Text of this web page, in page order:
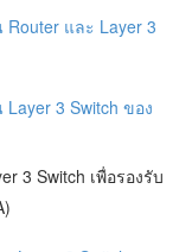
Router และ Layer 3
3 Switch ของ
3 Switch เพื่อรองรับ